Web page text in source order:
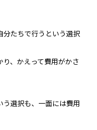
分たちで行うという選択
り、かえって費用がかさ
選択も、一面には費用